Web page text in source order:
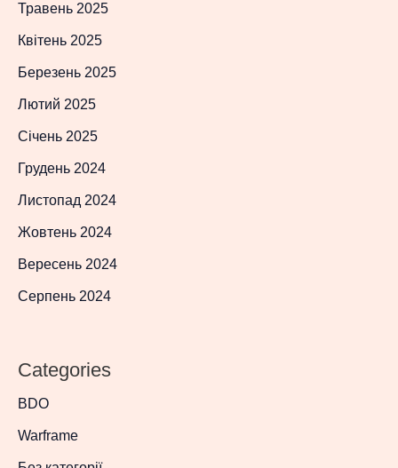
Травень 2025
Квітень 2025
Березень 2025
Лютий 2025
Січень 2025
Грудень 2024
Листопад 2024
Жовтень 2024
Вересень 2024
Серпень 2024
Categories
BDO
Warframe